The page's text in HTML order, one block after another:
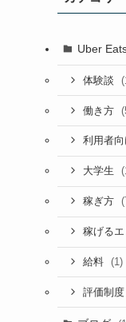
Uber
体験談
働き方
利用者向
大学生
稼ぎ方
稼げるエ
給料 (1)
評価制度